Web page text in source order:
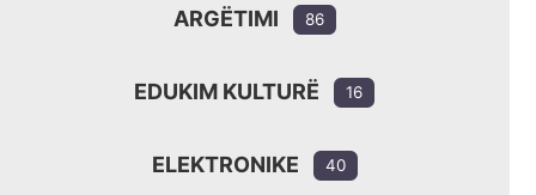
ARGËTIMI 86
EDUKIM KULTURË 16
ELEKTRONIKE 40